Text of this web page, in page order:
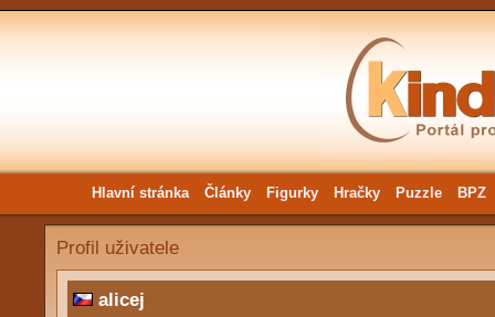
Hlavní stránka Články Figurky Hračky Puzzle BPZ
Profil uživatele
alicej